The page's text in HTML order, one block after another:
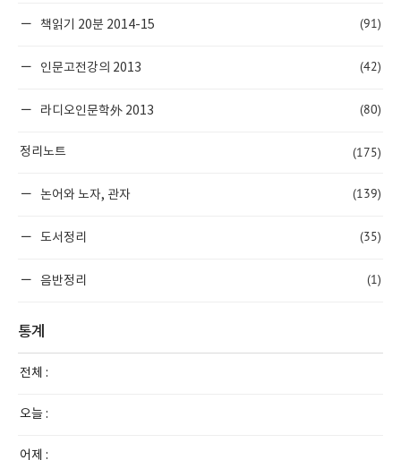
책읽기 20분 2014-15 (91)
인문고전강의 2013 (42)
라디오인문학外 2013 (80)
정리노트 (175)
논어와 노자, 관자 (139)
도서정리 (35)
음반정리 (1)
통계
전체 :
오늘 :
어제 :